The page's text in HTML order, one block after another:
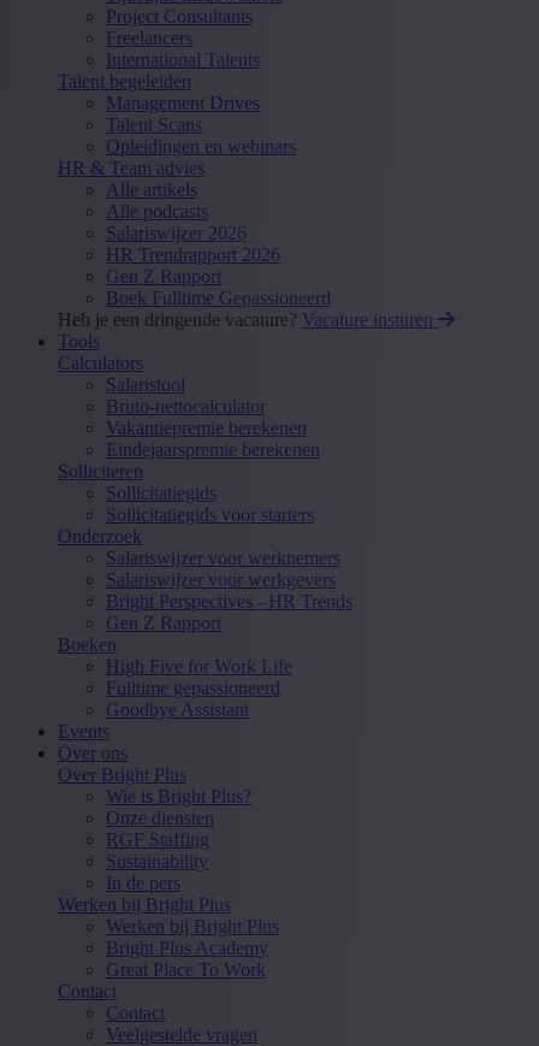
Project Consultants
Freelancers
International Talents
Talent begeleiden
Management Drives
Talent Scans
Opleidingen en webinars
HR & Team advies
Alle artikels
Alle podcasts
Salariswijzer 2026
HR Trendrapport 2026
Gen Z Rapport
Boek Fulltime Gepassioneerd
Heb je een dringende vacature? Vacature insturen
Tools
Calculators
Salaristool
Bruto-nettocalculator
Vakantiepremie berekenen
Eindejaarspremie berekenen
Solliciteren
Sollicitatiegids
Sollicitatiegids voor starters
Onderzoek
Salariswijzer voor werknemers
Salariswijzer voor werkgevers
Bright Perspectives - HR Trends
Gen Z Rapport
Boeken
High Five for Work Life
Fulltime gepassioneerd
Goodbye Assistant
Events
Over ons
Over Bright Plus
Wie is Bright Plus?
Onze diensten
RGF Staffing
Sustainability
In de pers
Werken bij Bright Plus
Werken bij Bright Plus
Bright Plus Academy
Great Place To Work
Contact
Contact
Veelgestelde vragen